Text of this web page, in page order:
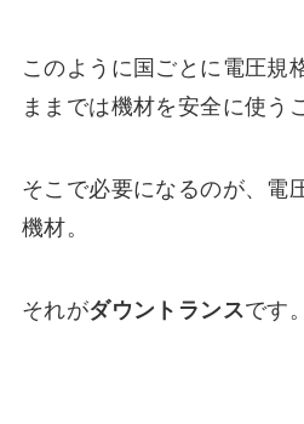
このように国ごとに電圧規
ままでは機材を安全に使う
そこで必要になるのが、電
機材。
それがダウントランスです。